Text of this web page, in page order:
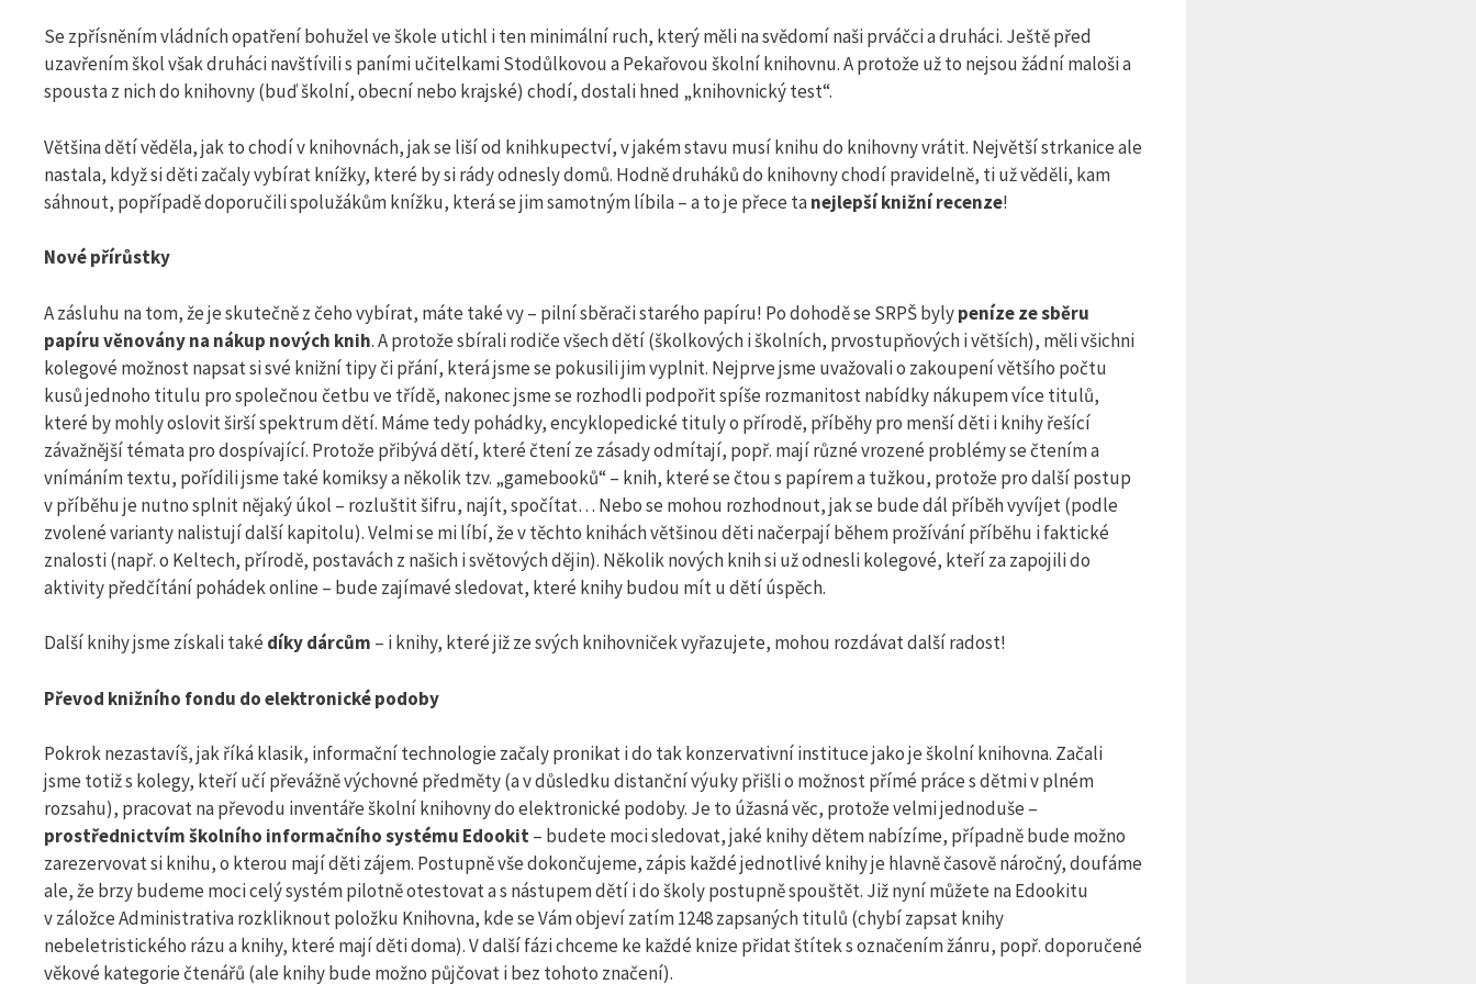
Se zpřísněním vládních opatření bohužel ve škole utichl i ten minimální ruch, který měli na svědomí naši prváčci a druháci. Ještě před
uzavřením škol však druháci navštívili s paními učitelkami Stodůlkovou a Pekařovou školní knihovnu. A protože už to nejsou žádní maloši a
spousta z nich do knihovny (buď školní, obecní nebo krajské) chodí, dostali hned „knihovnický test“.
Většina dětí věděla, jak to chodí v knihovnách, jak se liší od knihkupectví, v jakém stavu musí knihu do knihovny vrátit. Největší strkanice ale
nastala, když si děti začaly vybírat knížky, které by si rády odnesly domů. Hodně druháků do knihovny chodí pravidelně, ti už věděli, kam
sáhnout, popřípadě doporučili spolužákům knížku, která se jim samotným líbila – a to je přece tanejlepší knižní recenze!
Nové přírůstky
A zásluhu na tom, že je skutečně z čeho vybírat, máte také vy – pilní sběrači starého papíru! Po dohodě se SRPŠ bylypeníze ze sběru
papíru věnovány na nákup nových knih. A protože sbírali rodiče všech dětí (školkových i školních, prvostupňových i větších), měli všichni
kolegové možnost napsat si své knižní tipy či přání, která jsme se pokusili jim vyplnit. Nejprve jsme uvažovali o zakoupení většího počtu
kusů jednoho titulu pro společnou četbu ve třídě, nakonec jsme se rozhodli podpořit spíše rozmanitost nabídky nákupem více titulů,
které by mohly oslovit širší spektrum dětí. Máme tedy pohádky, encyklopedické tituly o přírodě, příběhy pro menší děti i knihy řešící
závažnější témata pro dospívající. Protože přibývá dětí, které čtení ze zásady odmítají, popř. mají různé vrozené problémy se čtením a
vnímáním textu, pořídili jsme také komiksy a několik tzv. „gamebooků“ – knih, které se čtou s papírem a tužkou, protože pro další postup
v příběhu je nutno splnit nějaký úkol – rozluštit šifru, najít, spočítat… Nebo se mohou rozhodnout, jak se bude dál příběh vyvíjet (podle
zvolené varianty nalistují další kapitolu). Velmi se mi líbí, že v těchto knihách většinou děti načerpají během prožívání příběhu i faktické
znalosti (např. o Keltech, přírodě, postavách z našich i světových dějin). Několik nových knih si už odnesli kolegové, kteří za zapojili do
aktivity předčítání pohádek online – bude zajímavé sledovat, které knihy budou mít u dětí úspěch.
Další knihy jsme získali také díky dárcům – i knihy, které již ze svých knihovniček vyřazujete, mohou rozdávat další radost!
Převod knižního fondu do elektronické podoby
Pokrok nezastavíš, jak říká klasik, informační technologie začaly pronikat i do tak konzervativní instituce jako je školní knihovna. Začali
jsme totiž s kolegy, kteří učí převážně výchovné předměty (a v důsledku distanční výuky přišli o možnost přímé práce s dětmi v plném
rozsahu), pracovat na převodu inventáře školní knihovny do elektronické podoby. Je to úžasná věc, protože velmi jednoduše –
prostřednictvím školního informačního systému Edookit– budete moci sledovat, jaké knihy dětem nabízíme, případně bude možno
zarezervovat si knihu, o kterou mají děti zájem. Postupně vše dokončujeme, zápis každé jednotlivé knihy je hlavně časově náročný, doufáme
ale, že brzy budeme moci celý systém pilotně otestovat a s nástupem dětí i do školy postupně spouštět. Již nyní můžete na Edookitu
v záložce Administrativa rozkliknout položku Knihovna, kde se Vám objeví zatím 1248 zapsaných titulů (chybí zapsat knihy
nebeletristického rázu a knihy, které mají děti doma). V další fázi chceme ke každé knize přidat štítek s označením žánru, popř. doporučené
věkové kategorie čtenářů (ale knihy bude možno půjčovat i bez tohoto značení).